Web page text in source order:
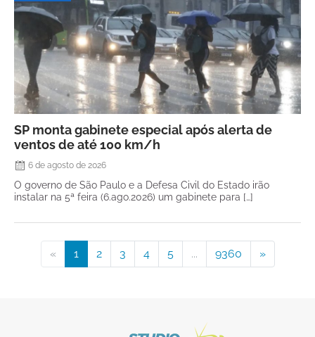
SP monta gabinete especial após alerta de
ventos de até 100 km/h
6 de agosto de 2026
O governo de São Paulo e a Defesa Civil do Estado irão
instalar na 5ª feira (6.ago.2026) um gabinete para […]
« 1 2 3 4 5 ... 9360 »